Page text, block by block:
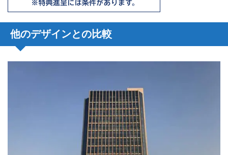
他のデザインとの比較